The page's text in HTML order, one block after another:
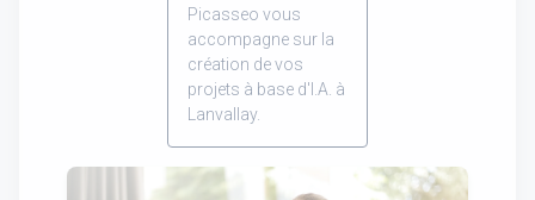
Picasseo vous
accompagne sur la
création de vos
projets à base d'I.A. à
Lanvallay.